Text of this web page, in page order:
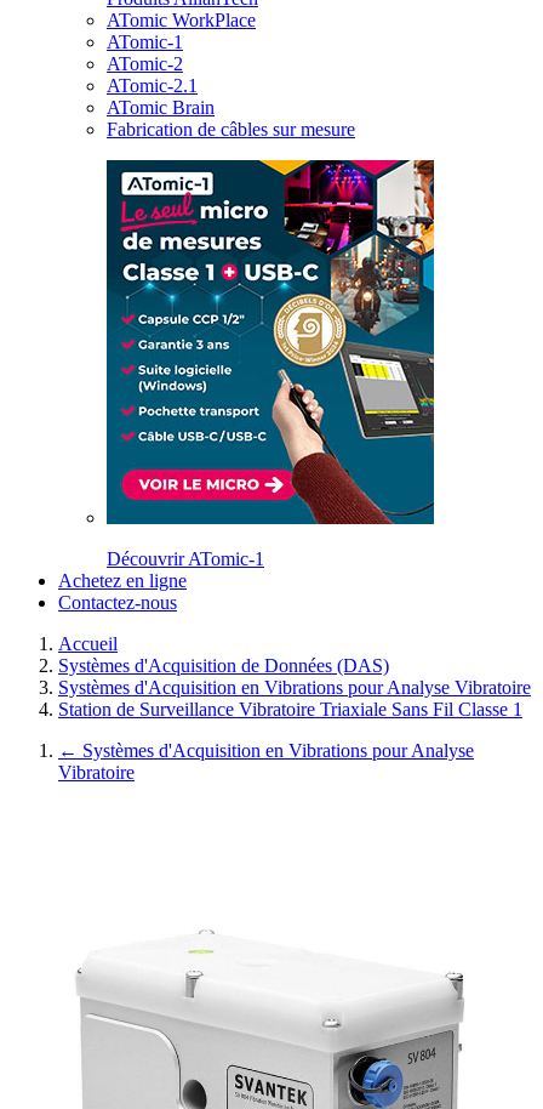
ATomic WorkPlace
ATomic-1
ATomic-2
ATomic-2.1
ATomic Brain
Fabrication de câbles sur mesure
Découvrir ATomic-1
Achetez en ligne
Contactez-nous
Accueil
Systèmes d'Acquisition de Données (DAS)
Systèmes d'Acquisition en Vibrations pour Analyse Vibratoire
Station de Surveillance Vibratoire Triaxiale Sans Fil Classe 1
← Systèmes d'Acquisition en Vibrations pour Analyse
Vibratoire